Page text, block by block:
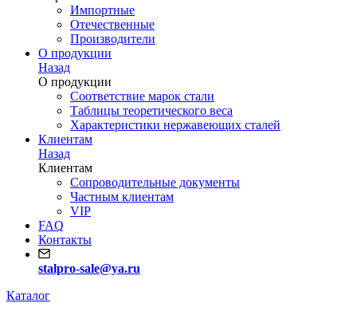
Импортные
Отечественные
Производители
О продукции
Назад
О продукции
Соответствие марок стали
Таблицы теоретического веса
Характеристики нержавеющих сталей
Клиентам
Назад
Клиентам
Сопроводительные документы
Частным клиентам
VIP
FAQ
Контакты
stalpro-sale@ya.ru
Каталог